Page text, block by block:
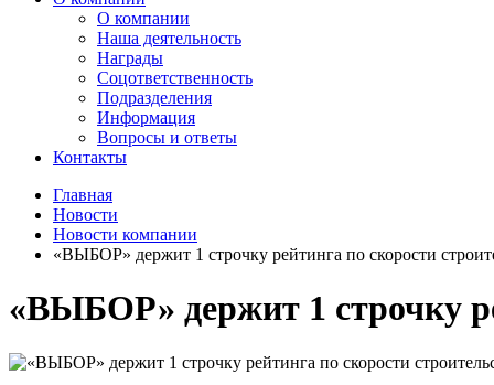
О компании
Наша деятельность
Награды
Соцответственность
Подразделения
Информация
Вопросы и ответы
Контакты
Главная
Новости
Новости компании
«ВЫБОР» держит 1 строчку рейтинга по скорости
«ВЫБОР» держит 1 строчку